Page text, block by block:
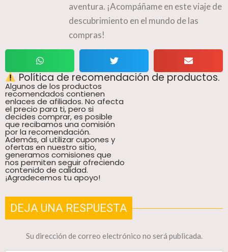
aventura. ¡Acompáñame en este viaje de
descubrimiento en el mundo de las
compras!
Política de recomendación de productos.
Algunos de los productos
recomendados contienen
enlaces de afiliados. No afecta
el precio para ti, pero si
decides comprar, es posible
que recibamos una comisión
por la recomendación.
Además, al utilizar cupones y
ofertas en nuestro sitio,
generamos comisiones que
nos permiten seguir ofreciendo
contenido de calidad.
¡Agradecemos tu apoyo!
DEJA UNA RESPUESTA
Su dirección de correo electrónico no será publicada.